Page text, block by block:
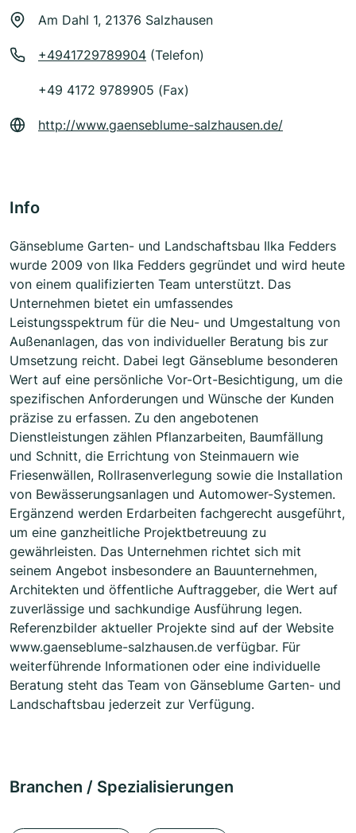
Am Dahl 1, 21376 Salzhausen
+4941729789904 (Telefon)
+49 4172 9789905 (Fax)
http://www.gaenseblume-salzhausen.de/
Info
Gänseblume Garten- und Landschaftsbau Ilka Fedders
wurde 2009 von Ilka Fedders gegründet und wird heute
von einem qualifizierten Team unterstützt. Das
Unternehmen bietet ein umfassendes
Leistungsspektrum für die Neu- und Umgestaltung von
Außenanlagen, das von individueller Beratung bis zur
Umsetzung reicht. Dabei legt Gänseblume besonderen
Wert auf eine persönliche Vor-Ort-Besichtigung, um die
spezifischen Anforderungen und Wünsche der Kunden
präzise zu erfassen. Zu den angebotenen
Dienstleistungen zählen Pflanzarbeiten, Baumfällung
und Schnitt, die Errichtung von Steinmauern wie
Friesenwällen, Rollrasenverlegung sowie die Installation
von Bewässerungsanlagen und Automower-Systemen.
Ergänzend werden Erdarbeiten fachgerecht ausgeführt,
um eine ganzheitliche Projektbetreuung zu
gewährleisten. Das Unternehmen richtet sich mit
seinem Angebot insbesondere an Bauunternehmen,
Architekten und öffentliche Auftraggeber, die Wert auf
zuverlässige und sachkundige Ausführung legen.
Referenzbilder aktueller Projekte sind auf der Website
www.gaenseblume-salzhausen.de verfügbar. Für
weiterführende Informationen oder eine individuelle
Beratung steht das Team von Gänseblume Garten- und
Landschaftsbau jederzeit zur Verfügung.
Branchen / Spezialisierungen